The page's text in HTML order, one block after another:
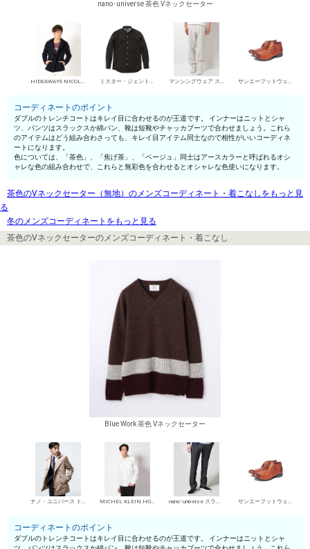
nano･universe 茶色 Vネックセーター
HIDEAWAYS NICOLE トレンチコート（ダブル） ミスター・ジェントルマン シャツ マンシングウェア スラックス サンエーフットウェア 短靴・レザーシューズ
コーディネートのポイント
ダブルのトレンチコートはキレイ目に合わせるのが王道です。 インナーはニットとシャ
ツ、パンツはスラックスか綿パン、靴は短靴やチャッカブーツで合わせましょう。これら
のアイテムはどう組み合わさっても、キレイ目アイテム同士なので相性がいいコーディネ
ートになります。
色については、「茶色」、「焦げ茶」、「ベージュ」同士はアースカラーと呼ばれるオシ
ャレな色の組み合わせで、これらと無彩色を合わせるとオシャレな色使いになります。
茶色のVネックセーター（無地）のメンズコーディネート・着こなしをもっと見
る
冬のメンズコーディネートをもっと見る
茶色のVネックセーターのメンズコーディネート・着こなし
Blue Work 茶色 Vネックセーター
ナノ・ユニバース トレンチコート（ダブル） MICHEL KLEIN HOMME シャツ nano･universe スラックス サンエーフットウェア 短靴・レザーシューズ
コーディネートのポイント
ダブルのトレンチコートはキレイ目に合わせるのが王道です。 インナーはニットとシャ